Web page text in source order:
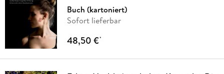
Buch (kartoniert)
Sofort lieferbar
48,50 €*